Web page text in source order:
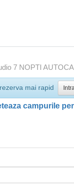
7 NOPTI
mai rapid
campurile